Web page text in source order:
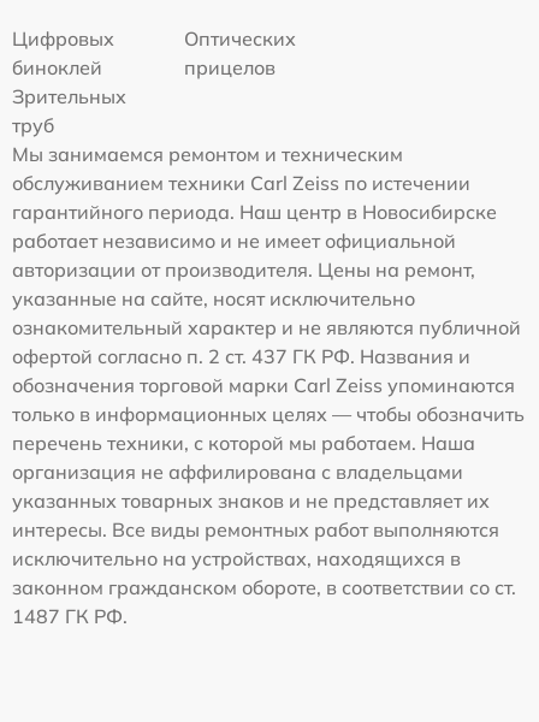
Цифровых
биноклей
Оптических
прицелов
Зрительных
труб
Мы занимаемся ремонтом и техническим
обслуживанием техники Carl Zeiss по истечении
гарантийного периода. Наш центр в Новосибирске
работает независимо и не имеет официальной
авторизации от производителя. Цены на ремонт,
указанные на сайте, носят исключительно
ознакомительный характер и не являются публичной
офертой согласно п. 2 ст. 437 ГК РФ. Названия и
обозначения торговой марки Carl Zeiss упоминаются
только в информационных целях — чтобы обозначить
перечень техники, с которой мы работаем. Наша
организация не аффилирована с владельцами
указанных товарных знаков и не представляет их
интересы. Все виды ремонтных работ выполняются
исключительно на устройствах, находящихся в
законном гражданском обороте, в соответствии со ст.
1487 ГК РФ.